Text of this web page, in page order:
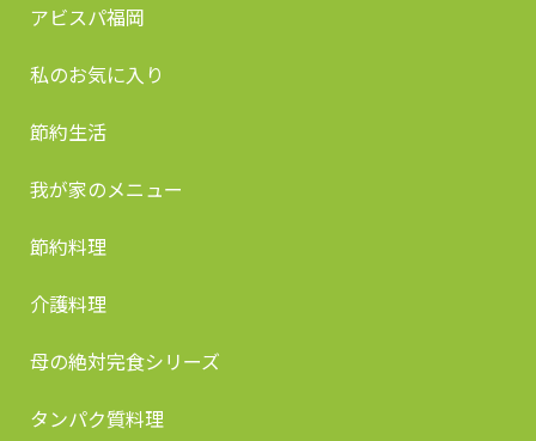
アビスパ福岡
私のお気に入り
節約生活
我が家のメニュー
節約料理
介護料理
母の絶対完食シリーズ
タンパク質料理